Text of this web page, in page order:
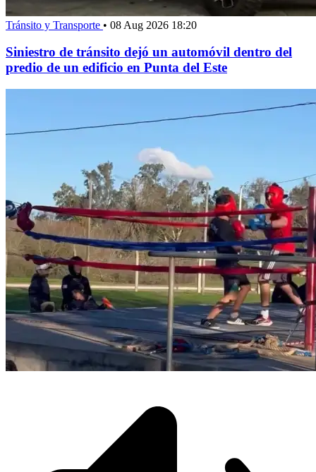
Tránsito y Transporte • 08 Aug 2026 18:20
Siniestro de tránsito dejó un automóvil dentro del
predio de un edificio en Punta del Este